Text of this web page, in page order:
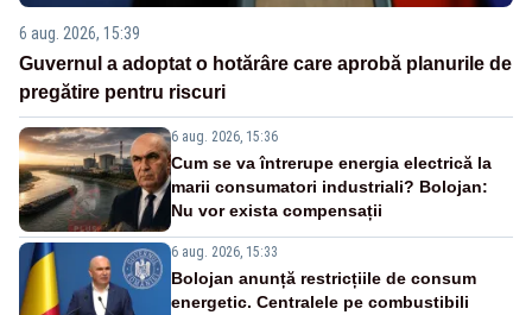
6 aug. 2026, 15:39
Guvernul a adoptat o hotărâre care aprobă planurile de
pregătire pentru riscuri
6 aug. 2026, 15:36
Cum se va întrerupe energia electrică la
marii consumatori industriali? Bolojan:
Nu vor exista compensații
6 aug. 2026, 15:33
Bolojan anunță restricțiile de consum
energetic. Centralele pe combustibili